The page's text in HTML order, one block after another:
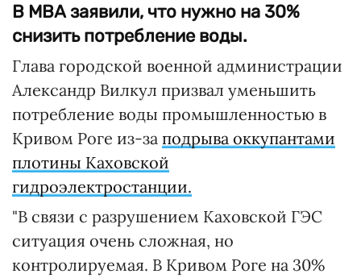
В МВА заявили, что нужно на 30%
снизить потребление воды.
Глава городской военной администрации
Александр Вилкул призвал уменьшить
потребление воды промышленностью в
Кривом Роге из-за подрыва оккупантами
плотины Каховской
гидроэлектростанции.
"В связи с разрушением Каховской ГЭС
ситуация очень сложная, но
контролируемая. В Кривом Роге на 30%